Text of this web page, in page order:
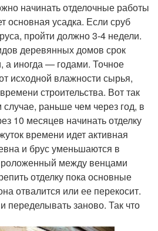
начинать отделочные работы
основная усадка. Если сруб
пройти должно 3-4 недели.
деревянных домов срок
а иногда — годами. Точное
исходной влажности сырья,
строительства. Вот так
раньше чем через год, в
10 месяцев начинать отделку
времени идет активная
и брус уменьшаются в
между венцами
отделку пока основные
отвалится или ее перекосит.
переделывать заново. Так что